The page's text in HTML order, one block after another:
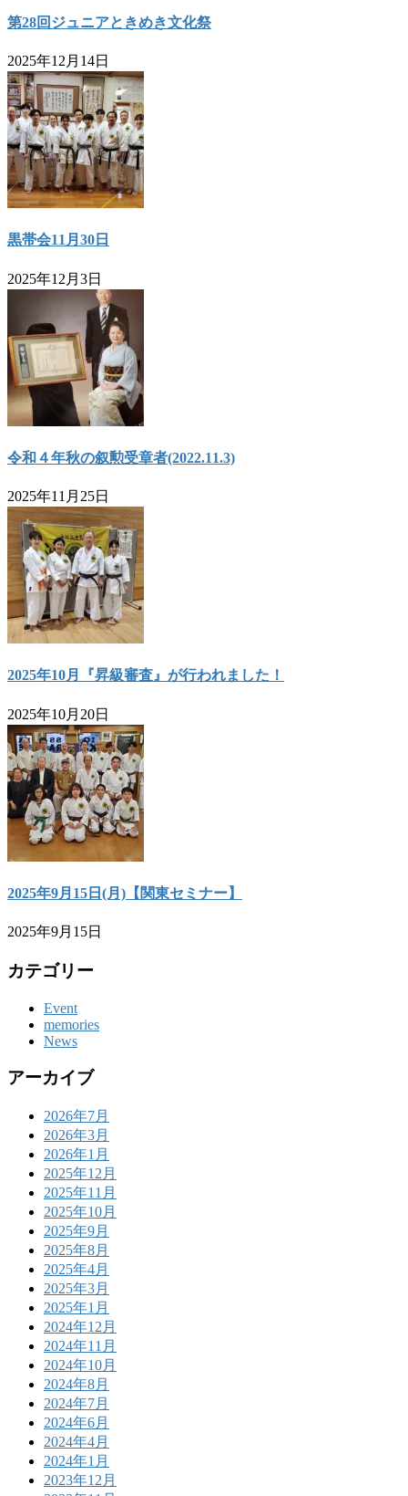
第28回ジュニアときめき文化祭
2025年12月14日
黒帯会11月30日
2025年12月3日
令和４年秋の叙勲受章者(2022.11.3)
2025年11月25日
2025年10月『昇級審査』が行われました！
2025年10月20日
2025年9月15日(月)【関東セミナー】
2025年9月15日
カテゴリー
Event
memories
News
アーカイブ
2026年7月
2026年3月
2026年1月
2025年12月
2025年11月
2025年10月
2025年9月
2025年8月
2025年4月
2025年3月
2025年1月
2024年12月
2024年11月
2024年10月
2024年8月
2024年7月
2024年6月
2024年4月
2024年1月
2023年12月